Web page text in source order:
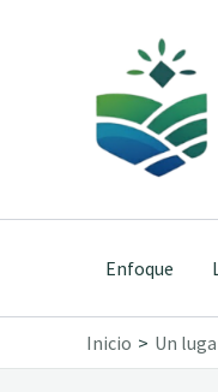
contenido
Enfoque
Inicio Un